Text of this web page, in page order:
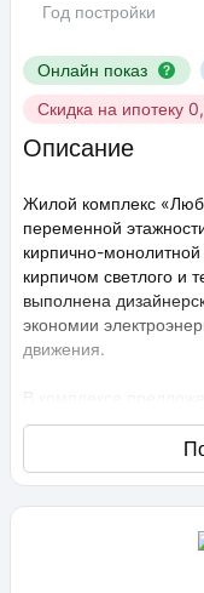
Онлайн показ
Скидка на ипотеку
Год постройки
Описание
Жилой комплекс
переменной
кирпично-
кирпичом светлого и
выполнена
экономии
движения.
В комплексе
решений: в наличии
европланировки. Они
высота потолков